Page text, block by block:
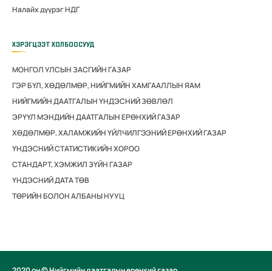
Налайх дүүрэг НДГ
ХЭРЭГЦЭЭТ ХОЛБООСУУД
МОНГОЛ УЛСЫН ЗАСГИЙН ГАЗАР
ГЭР БҮЛ, ХӨДӨЛМӨР, НИЙГМИЙН ХАМГААЛЛЫН ЯАМ
НИЙГМИЙН ДААТГАЛЫН ҮНДЭСНИЙ ЗӨВЛӨЛ
ЭРҮҮЛ МЭНДИЙН ДААТГАЛЫН ЕРӨНХИЙ ГАЗАР
ХӨДӨЛМӨР, ХАЛАМЖИЙН ҮЙЛЧИЛГЭЭНИЙ ЕРӨНХИЙ ГАЗАР
ҮНДЭСНИЙ СТАТИСТИКИЙН ХОРОО
СТАНДАРТ, ХЭМЖИЛ ЗҮЙН ГАЗАР
ҮНДЭСНИЙ ДАТА ТӨВ
ТӨРИЙН БОЛОН АЛБАНЫ НУУЦ